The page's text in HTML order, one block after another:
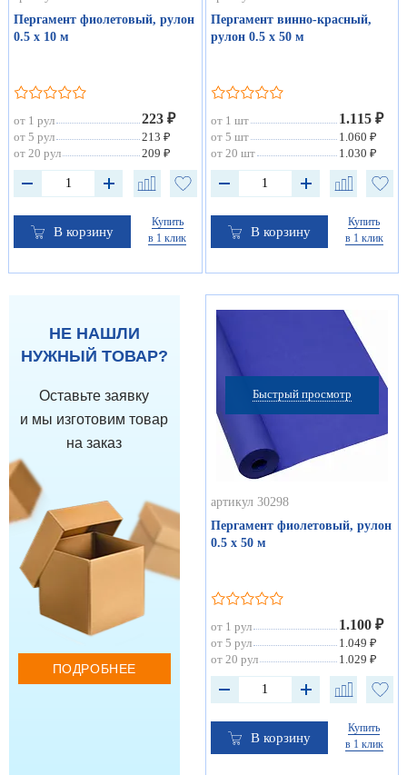
Пергамент фиолетовый, рулон
0.5 х 10 м
от 1 рул 223 ₽
от 5 рул
213 ₽
от 20 рул
209 ₽
В корзину
Купить
в 1 клик
Пергамент винно-красный,
рулон 0.5 х 50 м
от 1 шт 1.115 ₽
от 5 шт
1.060 ₽
от 20 шт
1.030 ₽
В корзину
Купить
в 1 клик
НЕ НАШЛИ
НУЖНЫЙ ТОВАР?
Оставьте заявку
и мы изготовим товар
на заказ
ПОДРОБНЕЕ
Быстрый просмотр
артикул 30298
Пергамент фиолетовый, рулон
0.5 х 50 м
от 1 рул 1.100 ₽
от 5 рул
1.049 ₽
от 20 рул
1.029 ₽
В корзину
Купить
в 1 клик